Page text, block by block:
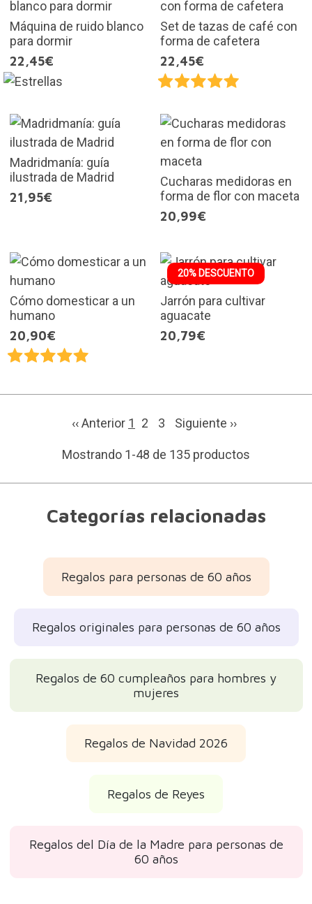
Máquina de ruido blanco
para dormir
22,45€
Set de tazas de café con
forma de cafetera
22,45€
Madridmanía: guía
ilustrada de Madrid
21,95€
Cucharas medidoras en
forma de flor con maceta
20,99€
Cómo domesticar a un
humano
20,90€
20% DESCUENTO
Jarrón para cultivar
aguacate
20,79€
‹‹ Anterior 1 2 3 Siguiente ››
Mostrando 1-48 de 135 productos
Categorías relacionadas
Regalos para personas de 60 años
Regalos originales para personas de 60 años
Regalos de 60 cumpleaños para hombres y
mujeres
Regalos de Navidad 2026
Regalos de Reyes
Regalos del Día de la Madre para personas de
60 años